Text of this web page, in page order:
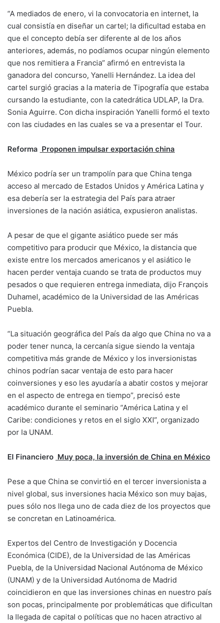
“A mediados de enero, vi la convocatoria en internet, la
cual consistía en diseñar un cartel; la dificultad estaba en
que el concepto debía ser diferente al de los años
anteriores, además, no podíamos ocupar ningún elemento
que nos remitiera a Francia” afirmó en entrevista la
ganadora del concurso, Yanelli Hernández. La idea del
cartel surgió gracias a la materia de Tipografía que estaba
cursando la estudiante, con la catedrática UDLAP, la Dra.
Sonia Aguirre. Con dicha inspiración Yanelli formó el texto
con las ciudades en las cuales se va a presentar el Tour.
Reforma Proponen impulsar exportación china
México podría ser un trampolín para que China tenga
acceso al mercado de Estados Unidos y América Latina y
esa debería ser la estrategia del País para atraer
inversiones de la nación asiática, expusieron analistas.
A pesar de que el gigante asiático puede ser más
competitivo para producir que México, la distancia que
existe entre los mercados americanos y el asiático le
hacen perder ventaja cuando se trata de productos muy
pesados o que requieren entrega inmediata, dijo François
Duhamel, académico de la Universidad de las Américas
Puebla.
“La situación geográfica del País da algo que China no va a
poder tener nunca, la cercanía sigue siendo la ventaja
competitiva más grande de México y los inversionistas
chinos podrían sacar ventaja de esto para hacer
coinversiones y eso les ayudaría a abatir costos y mejorar
en el aspecto de entrega en tiempo”, precisó este
académico durante el seminario “América Latina y el
Caribe: condiciones y retos en el siglo XXI”, organizado
por la UNAM.
El Financiero Muy poca, la inversión de China en México
Pese a que China se convirtió en el tercer inversionista a
nivel global, sus inversiones hacia México son muy bajas,
pues sólo nos llega uno de cada diez de los proyectos que
se concretan en Latinoamérica.
Expertos del Centro de Investigación y Docencia
Económica (CIDE), de la Universidad de las Américas
Puebla, de la Universidad Nacional Autónoma de México
(UNAM) y de la Universidad Autónoma de Madrid
coincidieron en que las inversiones chinas en nuestro país
son pocas, principalmente por problemáticas que dificultan
la llegada de capital o políticas que no hacen atractivo al